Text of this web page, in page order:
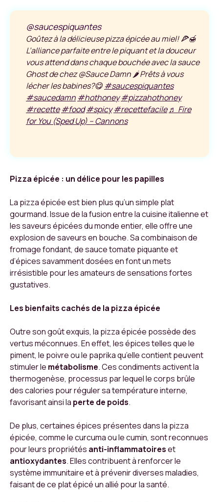
@saucespiquantes
Goûtez à la délicieuse pizza épicée au miel! 🍕🍯
L’alliance parfaite entre le piquant et la douceur
vous attend dans chaque bouchée avec la sauce
Ghost de chez @Sauce Damn 🌶 Prêts à vous
lécher les babines?😋 #saucespiquantes
#saucedamn #hothoney #pizzahothoney
#recette #food #spicy #recettefacile ♬ Fire
for You (Sped Up) – Cannons
Pizza épicée : un délice pour les papilles
La pizza épicée est bien plus qu’un simple plat
gourmand. Issue de la fusion entre la cuisine italienne et
les saveurs épicées du monde entier, elle offre une
explosion de saveurs en bouche. Sa combinaison de
fromage fondant, de sauce tomate piquante et
d’épices savamment dosées en font un mets
irrésistible pour les amateurs de sensations fortes
gustatives.
Les bienfaits cachés de la pizza épicée
Outre son goût exquis, la pizza épicée possède des
vertus méconnues. En effet, les épices telles que le
piment, le poivre ou le paprika qu’elle contient peuvent
stimuler le métabolisme. Ces condiments activent la
thermogenèse, processus par lequel le corps brûle
des calories pour réguler sa température interne,
favorisant ainsi la perte de poids.
De plus, certaines épices présentes dans la pizza
épicée, comme le curcuma ou le cumin, sont reconnues
pour leurs propriétés anti-inflammatoireset
antioxydantes. Elles contribuent à renforcer le
système immunitaire et à prévenir diverses maladies,
faisant de ce plat épicé un allié pour la santé.